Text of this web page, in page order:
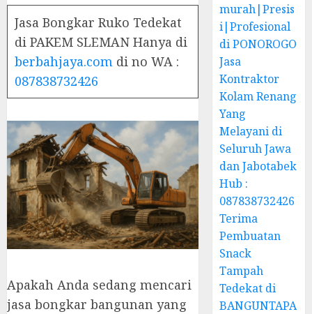
Jasa Bongkar Ruko Tedekat
di PAKEM SLEMAN Hanya di
berbahjaya.com di no WA :
087838732426
Apakah Anda sedang mencari
jasa bongkar bangunan yang
murah|Presis
i|Profesional
di PONOROGO
Jasa
Kontraktor
Kolam Renang
Yang
Melayani di
Seluruh Jawa
dan Jabotabek
Hub :
087838732426
Terima
Pembuatan
Snack
Tampah
Tedekat di
BANGUNTAPA